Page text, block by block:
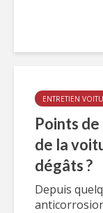
ENTRETIEN
Points
de la
dégâts ?
Depuis